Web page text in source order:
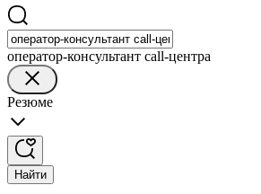
оператор-консультант call-центра
Резюме
Найти